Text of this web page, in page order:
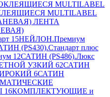
MULTILABEL
15НЕЙЛОН.Премиум
(PS430).Стандарт плюс
12САТИН (PS486).Люкс
УЗКИЙ 62САТИН
6САТИН
16КОМПЛЕКТУЮЩИЕ и